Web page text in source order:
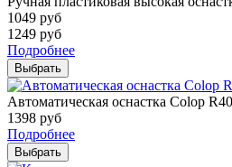
1049 руб
1249 руб
Подробнее
Выбрать
Автоматическая оснастка Colop R40
1398 руб
Подробнее
Выбрать